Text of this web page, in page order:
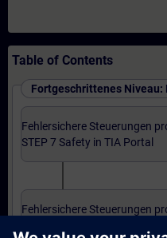
Table of Contents
Fortgeschrittenes Niveau:
Fehlersichere Steuerungen
STEP 7 Safety in TIA Portal
Fehlersichere Steuerungen